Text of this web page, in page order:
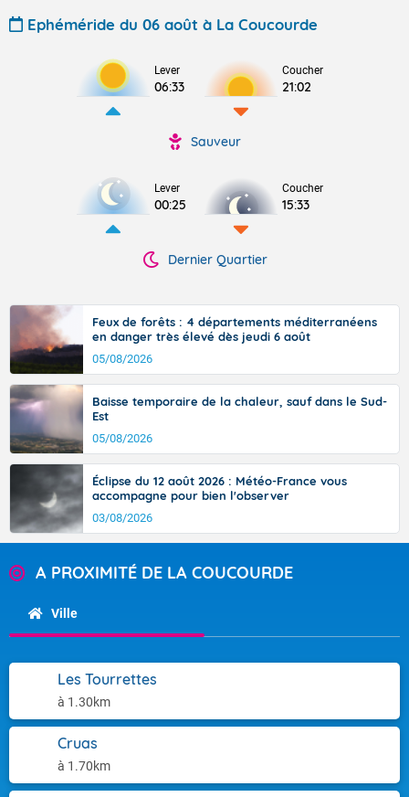
Ephéméride du 06 août à La Coucourde
Lever
06:33
Coucher
21:02
Sauveur
Lever
00:25
Coucher
15:33
Dernier Quartier
Feux de forêts : 4 départements méditerranéens
en danger très élevé dès jeudi 6 août
05/08/2026
Baisse temporaire de la chaleur, sauf dans le Sud-
Est
05/08/2026
Éclipse du 12 août 2026 : Météo-France vous
accompagne pour bien l'observer
03/08/2026
A PROXIMITÉ DE LA COUCOURDE
Ville
Les Tourrettes
à 1.30km
Cruas
à 1.70km